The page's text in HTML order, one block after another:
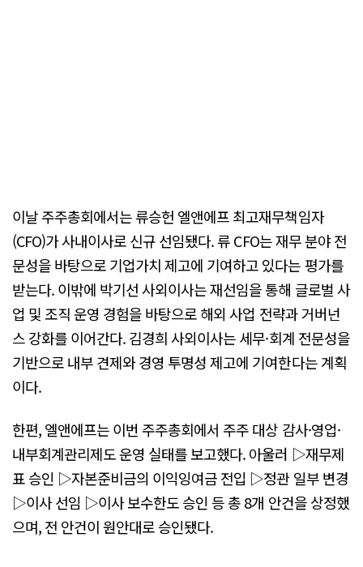
이날 주주총회에서는 류승헌 엘앤에프 최고재무책임자
(CFO)가 사내이사로 신규 선임됐다. 류 CFO는 재무 분야 전
문성을 바탕으로 기업가치 제고에 기여하고 있다는 평가를
받는다. 이밖에 박기선 사외이사는 재선임을 통해 글로벌 사
업 및 조직 운영 경험을 바탕으로 해외 사업 전략과 거버넌
스 강화를 이어간다. 김경희 사외이사는 세무·회계 전문성을
기반으로 내부 견제와 경영 투명성 제고에 기여한다는 계획
이다.
한편, 엘앤에프는 이번 주주총회에서 주주 대상 감사·영업·
내부회계관리제도 운영 실태를 보고했다. 아울러 ▷재무제
표 승인 ▷자본준비금의 이익잉여금 전입 ▷정관 일부 변경
▷이사 선임 ▷이사 보수한도 승인 등 총 8개 안건을 상정했
으며, 전 안건이 원안대로 승인됐다.